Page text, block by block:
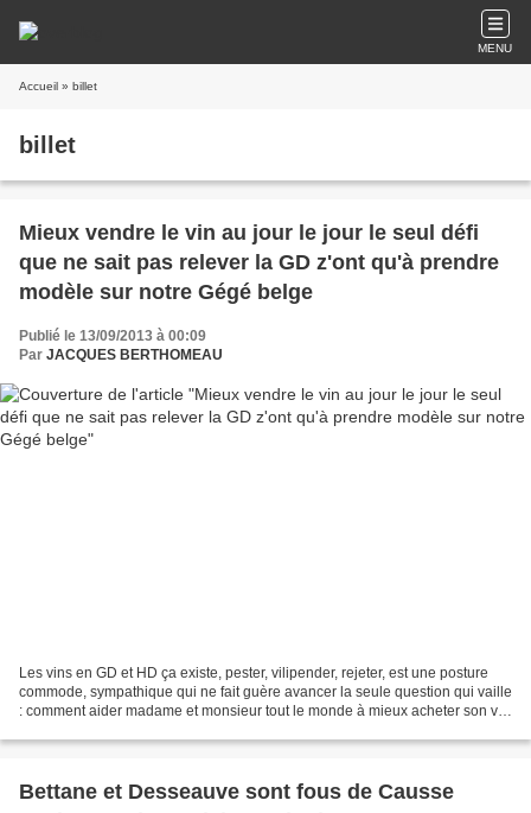
MENU
Accueil » billet
billet
Mieux vendre le vin au jour le jour le seul défi
que ne sait pas relever la GD z'ont qu'à prendre
modèle sur notre Gégé belge
Publié le 13/09/2013 à 00:09
Par JACQUES BERTHOMEAU
Les vins en GD et HD ça existe, pester, vilipender, rejeter, est une posture
commode, sympathique qui ne fait guère avancer la seule question qui vaille
: comment aider madame et monsieur tout le monde à mieux acheter son vin
Bettane et Desseauve sont fous de Causse